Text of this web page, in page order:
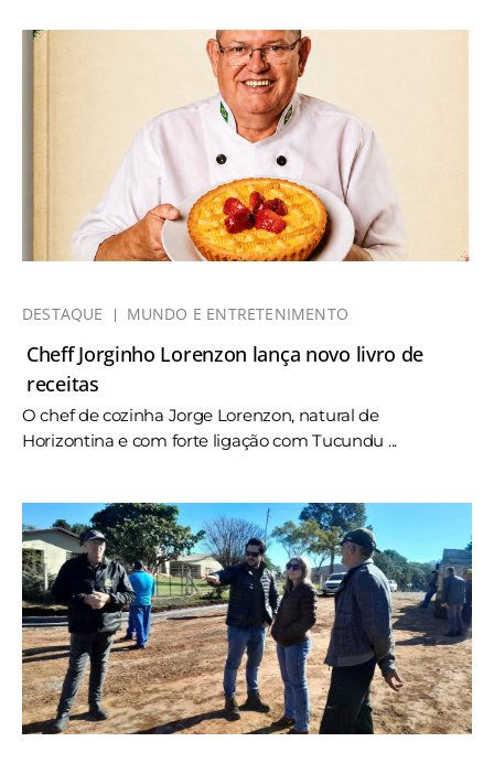
DESTAQUE MUNDO E ENTRETENIMENTO
Cheff Jorginho Lorenzon lança novo livro de
receitas
O chef de cozinha Jorge Lorenzon, natural de
Horizontina e com forte ligação com Tucundu ...